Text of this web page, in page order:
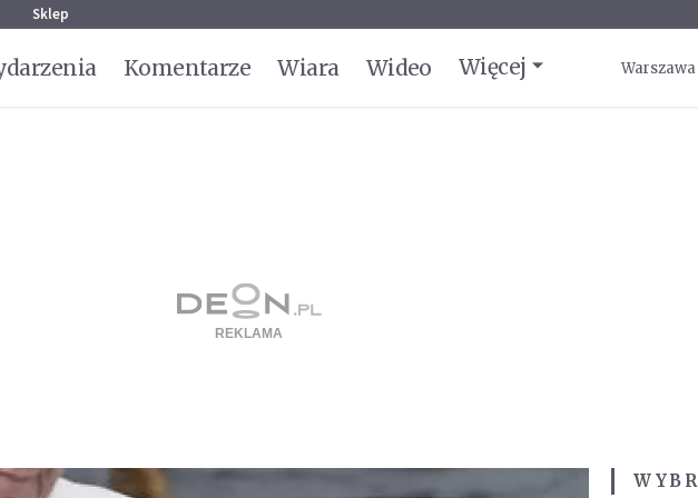
Sklep
Komentarze Wiara Wideo Więcej Warszawa